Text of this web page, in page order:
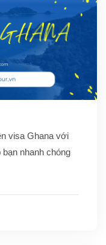
visa Ghana với
nhanh chóng